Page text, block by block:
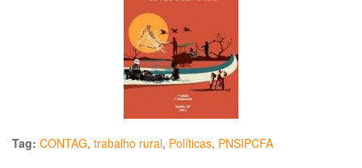
Tag: CONTAG, trabalho rural, Políticas, PNSIPCFA